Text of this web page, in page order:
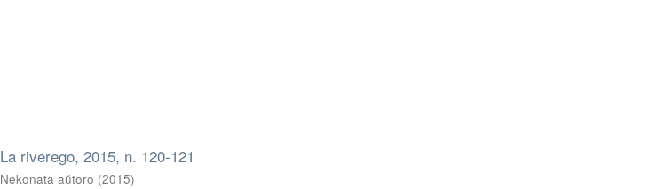
La riverego, 2015, n. 120-121
Nekonata aŭtoro (2015)